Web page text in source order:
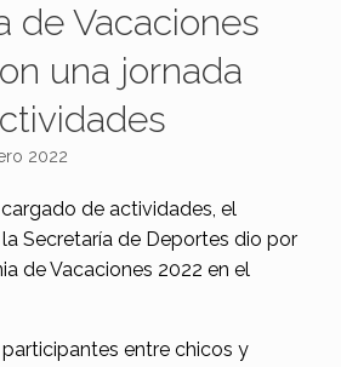
de Vacaciones
una jornada
2022
de actividades, el
Secretaría de Deportes dio por
de Vacaciones 2022 en el
entre chicos y